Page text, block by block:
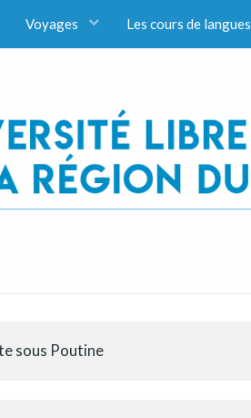
Voyages Les cours de langues
sous Poutine